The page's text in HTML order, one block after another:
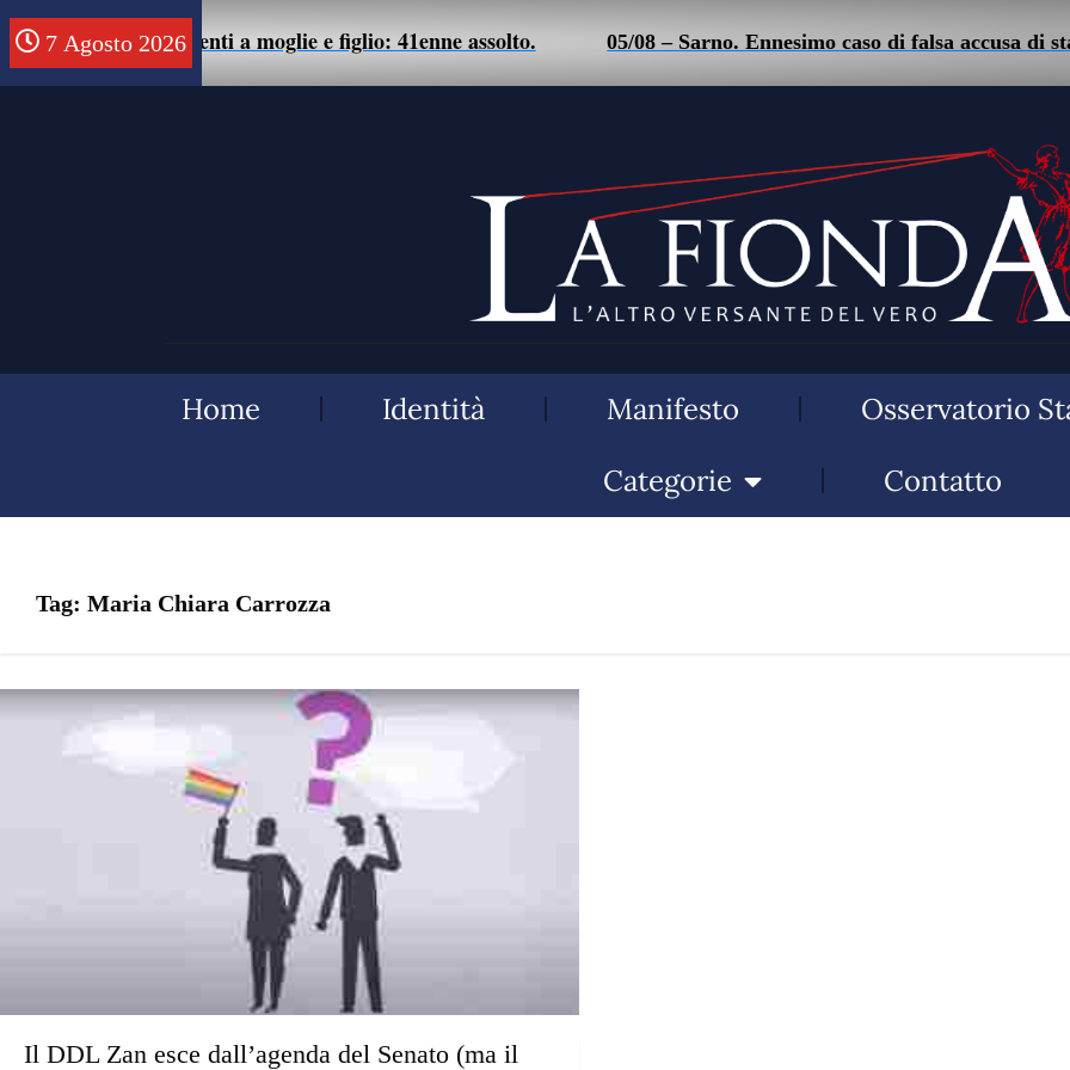
7 Agosto 2026
di maltrattamenti a moglie e figlio: 41enne assolto. 05/08 – Sarno. Ennesimo caso di falsa accusa di
Home Identità Manifesto Osservatorio
Categorie
Contatto
Tag: Maria Chiara Carrozza
Il DDL Zan esce dall’agenda del Senato (ma il